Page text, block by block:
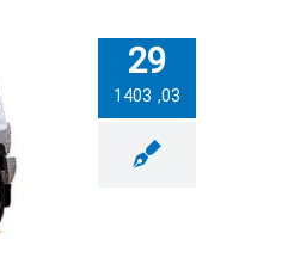
29
03, 1403
میتسوبیشی پاجرو